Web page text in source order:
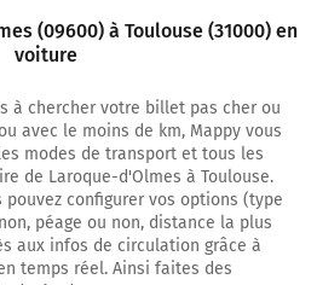
sur 39 kilomètres
ticket (Péage Pamiers)
(09600) à Toulouse (31000) en
voiture
à chercher votre billet pas cher ou
avec le moins de km, Mappy vous
modes de transport et tous les
de Laroque-d'Olmes à Toulouse.
configurer vos options (type
péage ou non, distance la plus
aux infos de circulation grâce à
temps réel. Ainsi faites des